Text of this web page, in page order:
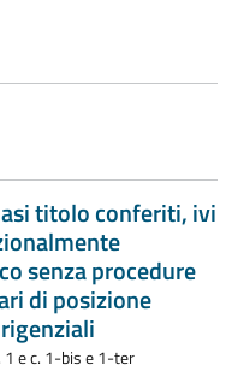
titolo conferiti, ivi
senza procedure
di posizione
e c. 1-bis e 1-ter